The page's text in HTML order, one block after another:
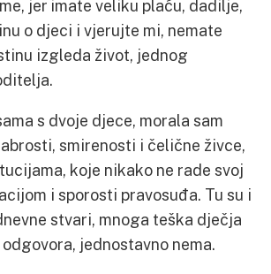
jer imate veliku plaću, dadilje,
o djeci i vjerujte mi, nemate
izgleda život, jednog
s dvoje djece, morala sam
smirenosti i čelične živce,
koje nikako ne rade svoj
i sporosti pravosuđa. Tu su i
stvari, mnoga teška dječja
jednostavno nema.